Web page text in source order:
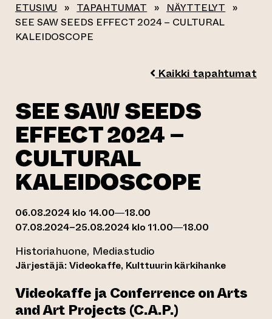
ETUSIVU » TAPAHTUMAT » NÄYTTELYT »
SEE SAW SEEDS EFFECT 2024 – CULTURAL
KALEIDOSCOPE
Kaikki tapahtumat
SEE SAW SEEDS
EFFECT 2024 –
CULTURAL
KALEIDOSCOPE
06.08.2024 klo 14.00—18.00
07.08.2024–25.08.2024 klo 11.00—18.00
Historiahuone, Mediastudio
Järjestäjä: Videokaffe, Kulttuurin kärkihanke
Videokaffe ja Conferrence on Arts
and Art Projects (C.A.P.)